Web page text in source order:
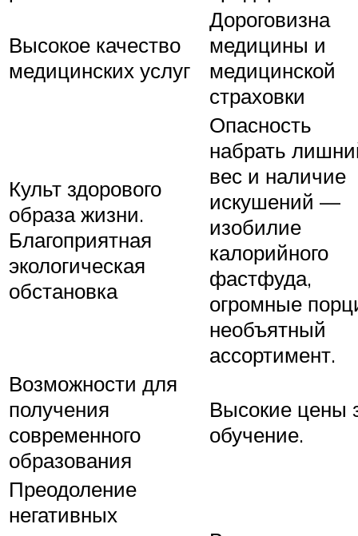
Высокое качество
медицинских услуг
Дороговизна
медицины и
медицинской
страховки
Культ здорового
образа жизни.
Благоприятная
экологическая
обстановка
Опасность
набрать
вес и наличие
искушений —
изобилие
калорийного
фастфуда,
огромные
необъятный
ассортимент.
Возможности для
получения
современного
образования
Высокие цены
обучение.
Преодоление
негативных